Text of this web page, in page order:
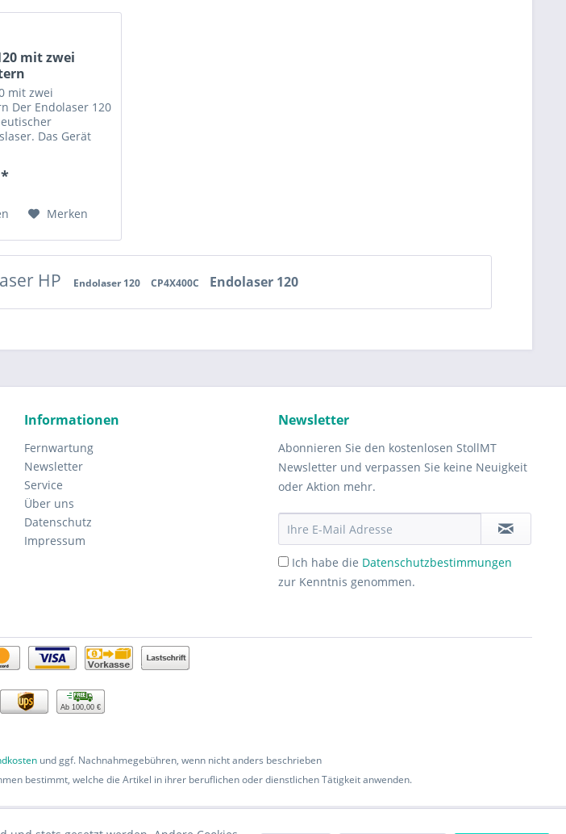
mit zwei
mit zwei
Der Endolaser 120
Das Gerät
Merken
HP Endolaser 120 CP4X400C Endolaser 120
Informationen
Fernwartung
Newsletter
Service
Über uns
Datenschutz
Impressum
Newsletter
Abonnieren Sie den kostenlosen StollMT
Newsletter und verpassen Sie keine Neuigkeit
oder Aktion mehr.
Ich habe die Datenschutzbestimmungen
zur Kenntnis genommen.
Ab 100,00 €
und ggf. Nachnahmegebühren, wenn nicht anders beschrieben
bestimmt, welche die Artikel in ihrer beruflichen oder dienstlichen Tätigkeit anwenden.